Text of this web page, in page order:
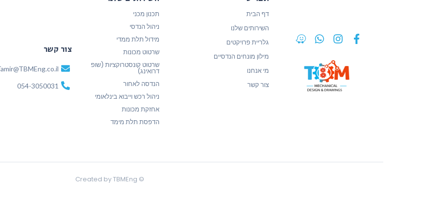
דף הבית
השירותים שלנו
גלריית פרויקטים
מילון מונחים הנדסיים
מי אנחנו
צור קשר
תכנון מכני
ניהול הנדסי
מידול תלת ממדי
שרטוט מכונות
שרטוט קונסטרוקציות (שופ
דרואינג)
הנדסה לאחור
ניהול רכש וייבוא בינלאומי
אחזקת מכונות
הדפסת תלת מימד
צור קשר
054-3050031
© Created by TBMEng